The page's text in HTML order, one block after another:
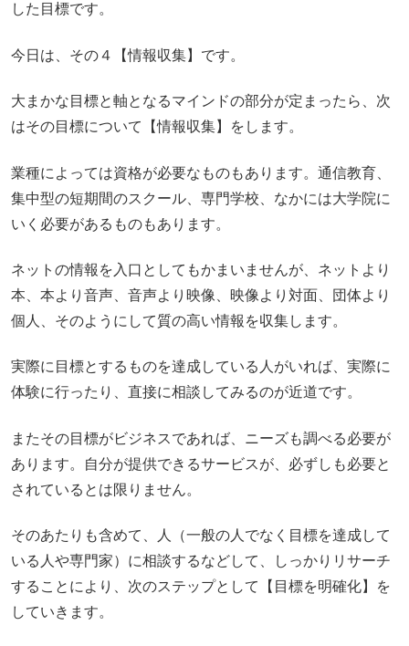
した目標です。
今日は、その４【情報収集】です。
大まかな目標と軸となるマインドの部分が定まったら、次
はその目標について【情報収集】をします。
業種によっては資格が必要なものもあります。通信教育、
集中型の短期間のスクール、専門学校、なかには大学院に
いく必要があるものもあります。
ネットの情報を入口としてもかまいませんが、ネットより
本、本より音声、音声より映像、映像より対面、団体より
個人、そのようにして質の高い情報を収集します。
実際に目標とするものを達成している人がいれば、実際に
体験に行ったり、直接に相談してみるのが近道です。
またその目標がビジネスであれば、ニーズも調べる必要が
あります。自分が提供できるサービスが、必ずしも必要と
されているとは限りません。
そのあたりも含めて、人（一般の人でなく目標を達成して
いる人や専門家）に相談するなどして、しっかりリサーチ
することにより、次のステップとして【目標を明確化】を
していきます。